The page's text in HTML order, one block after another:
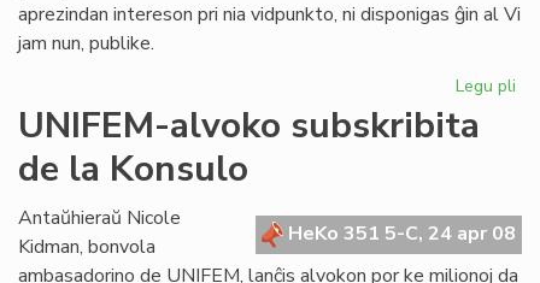
aprezindan intereson pri nia vidpunkto, ni disponigas ĝin al Vi
jam nun, publike.
Legu pli
pri
UNIFEM-alvoko subskribita
de la Konsulo
HeKo 351 5-C, 24 apr 08
Antaŭhieraŭ Nicole
Kidman, bonvola
ambasadorino de UNIFEM, lanĉis alvokon por ke milionoj da